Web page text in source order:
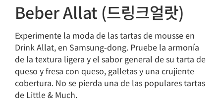
Beber Allat (드링크얼랏)
Experimente la moda de las tartas de mousse en
Drink Allat, en Samsung-dong. Pruebe la armonía
de la textura ligera y el sabor general de su tarta de
queso y fresa con queso, galletas y una crujiente
cobertura. No se pierda una de las populares tartas
de Little & Much.